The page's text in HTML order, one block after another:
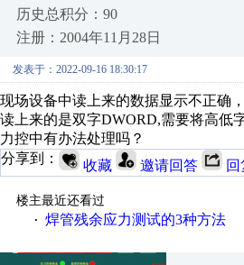
历史总积分：90
注册：2004年11月28日
发表于：2022-09-16 18:30:17
现场设备中读上来的数据显示不正确
读上来的是双字DWORD,需要将高低
力控中有办法处理吗？
分享到：
收藏 邀请回答
楼主最近还看过
· 焊管残余应力测试的3种方法